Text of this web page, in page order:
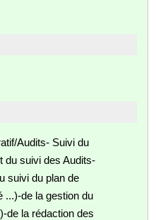
Audits- Suivi du
du suivi des Audits-
suivi du plan de
...)-de la gestion du
de la rédaction des